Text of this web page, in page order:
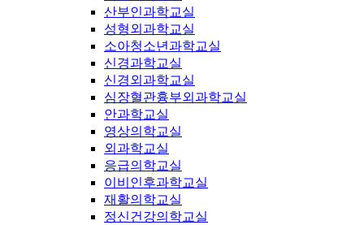
산부인과학교실
성형외과학교실
소아청소년과학교실
신경과학교실
신경외과학교실
심장혈관흉부외과학교실
안과학교실
영상의학교실
외과학교실
응급의학교실
이비인후과학교실
재활의학교실
정신건강의학교실